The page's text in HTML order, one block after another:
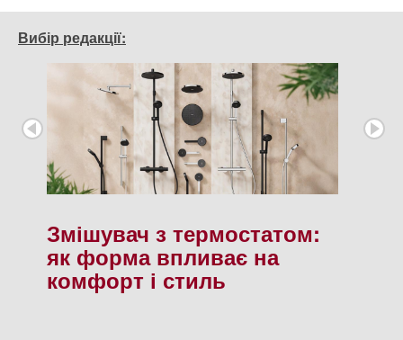
Вибір редакції:
Змішувач з термостатом:
як форма впливає на
комфорт і стиль